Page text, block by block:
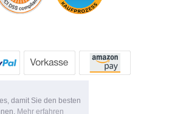
damit Sie den besten
Mehr erfahren